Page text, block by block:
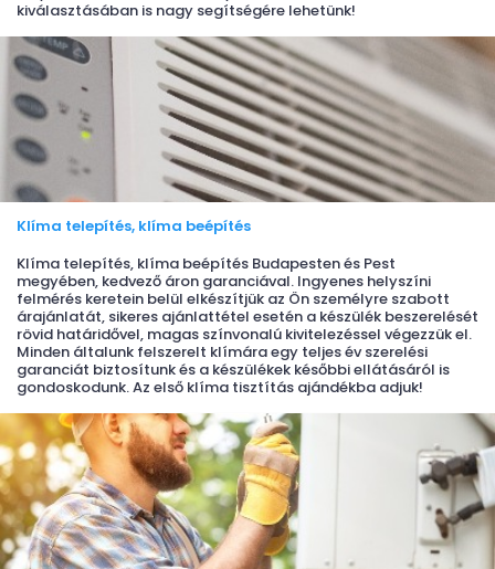
kiválasztásában is nagy segítségére lehetünk!
Klíma telepítés, klíma beépítés
Klíma telepítés, klíma beépítés Budapesten és Pest
megyében, kedvező áron garanciával. Ingyenes helyszíni
felmérés keretein belül elkészítjük az Ön személyre szabott
árajánlatát, sikeres ajánlattétel esetén a készülék beszerelését
rövid határidővel, magas színvonalú kivitelezéssel végezzük el.
Minden általunk felszerelt klímára egy teljes év szerelési
garanciát biztosítunk és a készülékek későbbi ellátásáról is
gondoskodunk. Az első klíma tisztítás ajándékba adjuk!